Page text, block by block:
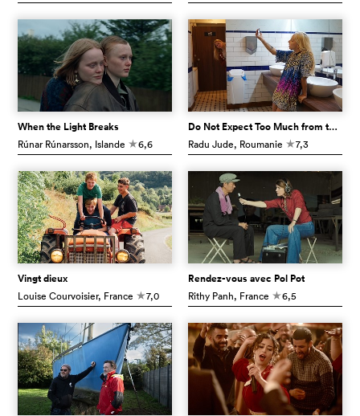
When the Light Breaks
Rúnar Rúnarsson, Islande c6,6
Do Not Expect Too Much from the End of the World
Radu Jude, Roumanie c7,3
Vingt dieux
Louise Courvoisier, France c7,0
Rendez-vous avec Pol Pot
Rithy Panh, France c6,5